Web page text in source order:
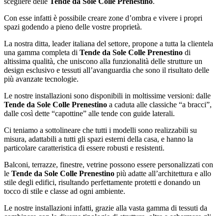
Con esse infatti è possibile creare zone d’ombra e vivere i propri
spazi godendo a pieno delle vostre proprietà.
La nostra ditta, leader italiana del settore, propone a tutta la clientela
una gamma completa di Tende da Sole Colle Prenestino di
altissima qualità, che uniscono alla funzionalità delle strutture un
design esclusivo e tessuti all’avanguardia che sono il risultato delle
più avanzate tecnologie.
Le nostre installazioni sono disponibili in moltissime versioni: dalle
Tende da Sole Colle Prenestino a caduta alle classiche “a bracci”,
dalle così dette “capottine” alle tende con guide laterali.
Ci teniamo a sottolineare che tutti i modelli sono realizzabili su
misura, adattabili a tutti gli spazi esterni della casa, e hanno la
particolare caratteristica di essere robusti e resistenti.
Balconi, terrazze, finestre, vetrine possono essere personalizzati con
le Tende da Sole Colle Prenestino più adatte all’architettura e allo
stile degli edifici, risultando perfettamente protetti e donando un
tocco di stile e classe ad ogni ambiente.
Le nostre installazioni infatti, grazie alla vasta gamma di tessuti da